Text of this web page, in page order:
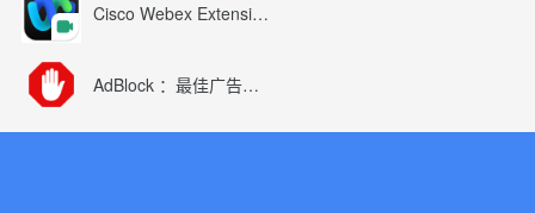
Cisco Webex Extension
AdBlock ：最佳广告拦截工具